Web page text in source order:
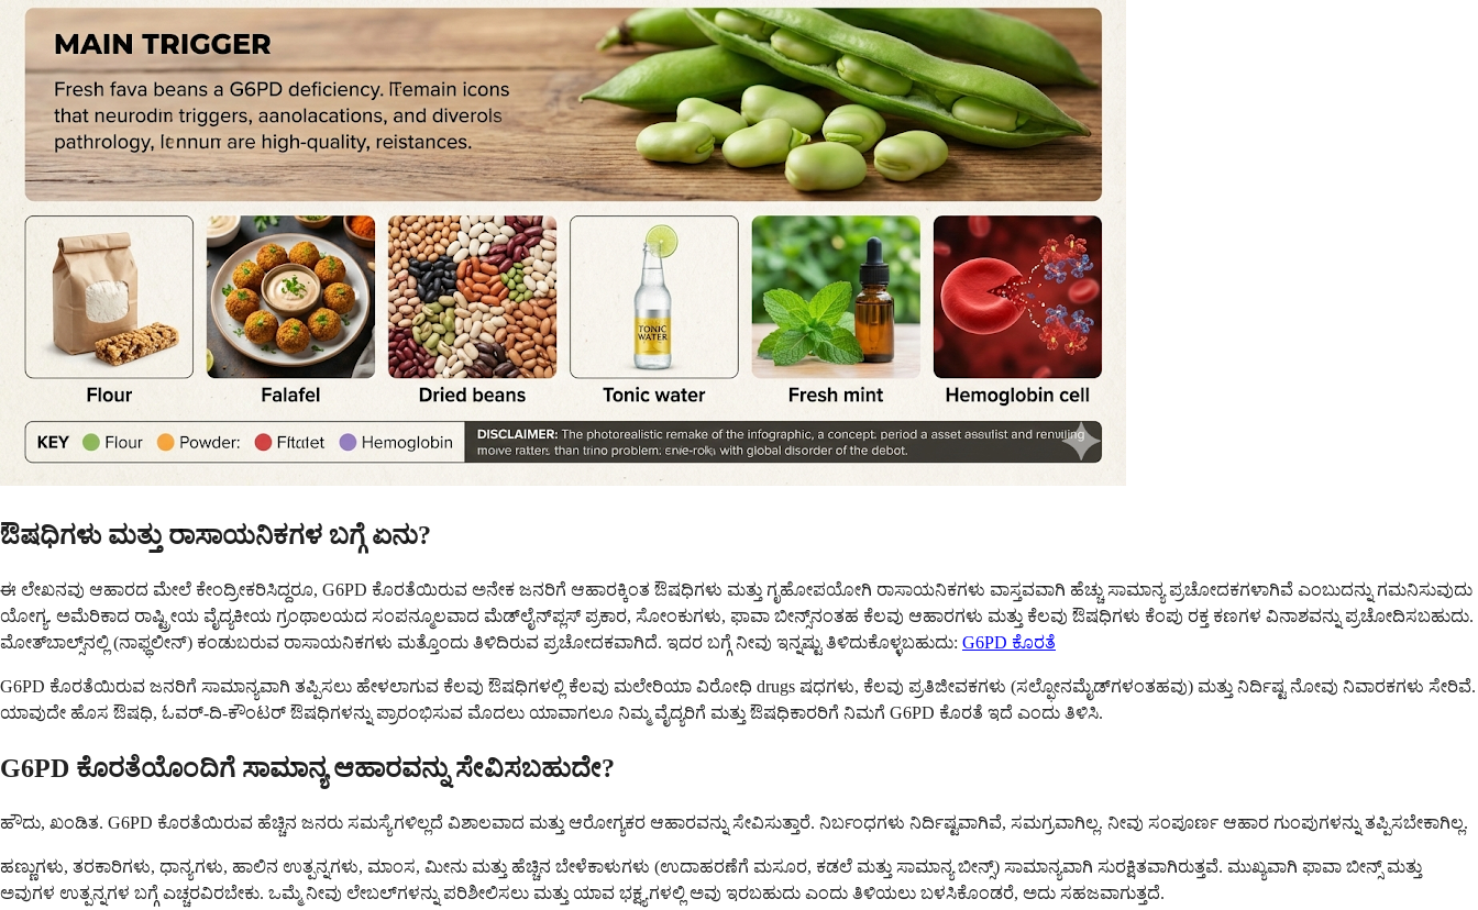
ಔಷಧಿಗಳು ಮತ್ತು ರಾಸಾಯನಿಕಗಳ ಬಗ್ಗೆ ಏನು?
ಈ ಲೇಖನವು ಆಹಾರದ ಮೇಲೆ ಕೇಂದ್ರೀಕರಿಸಿದ್ದರೂ, G6PD ಕೊರತೆಯಿರುವ ಅನೇಕ ಜನರಿಗೆ ಆಹಾರಕ್ಕಿಂತ ಔಷಧಿಗಳು ಮತ್ತು ಗೃಹೋಪಯೋಗಿ ರಾಸಾಯನಿಕಗಳು ವಾಸ್ತವವಾಗಿ ಹೆಚ್ಚು ಸಾಮಾನ್ಯ ಪ್ರಚೋದಕಗಳಾಗಿವೆ ಎಂಬುದನ್ನು ಗಮನಿಸುವುದು
ಯೋಗ್ಯ. ಅಮೆರಿಕಾದ ರಾಷ್ಟ್ರೀಯ ವೈದ್ಯಕೀಯ ಗ್ರಂಥಾಲಯದ ಸಂಪನ್ಮೂಲವಾದ ಮೆಡ್‌ಲೈನ್‌ಪ್ಲಸ್ ಪ್ರಕಾರ, ಸೋಂಕುಗಳು, ಫಾವಾ ಬೀನ್ಸ್‌ನಂತಹ ಕೆಲವು ಆಹಾರಗಳು ಮತ್ತು ಕೆಲವು ಔಷಧಿಗಳು ಕೆಂಪು ರಕ್ತ ಕಣಗಳ ವಿನಾಶವನ್ನು ಪ್ರಚೋದಿಸಬಹುದು.
ಮೋತ್‌ಬಾಲ್ಸ್‌ನಲ್ಲಿ (ನಾಫ್ಥಲೀನ್) ಕಂಡುಬರುವ ರಾಸಾಯನಿಕಗಳು ಮತ್ತೊಂದು ತಿಳಿದಿರುವ ಪ್ರಚೋದಕವಾಗಿದೆ. ಇದರ ಬಗ್ಗೆ ನೀವು ಇನ್ನಷ್ಟು ತಿಳಿದುಕೊಳ್ಳಬಹುದು: G6PD ಕೊರತೆ
G6PD ಕೊರತೆಯಿರುವ ಜನರಿಗೆ ಸಾಮಾನ್ಯವಾಗಿ ತಪ್ಪಿಸಲು ಹೇಳಲಾಗುವ ಕೆಲವು ಔಷಧಿಗಳಲ್ಲಿ ಕೆಲವು ಮಲೇರಿಯಾ ವಿರೋಧಿ drugs ಷಧಗಳು, ಕೆಲವು ಪ್ರತಿಜೀವಕಗಳು (ಸಲ್ಫೋನಮೈಡ್‌ಗಳಂತಹವು) ಮತ್ತು ನಿರ್ದಿಷ್ಟ ನೋವು ನಿವಾರಕಗಳು ಸೇರಿವೆ.
ಯಾವುದೇ ಹೊಸ ಔಷಧಿ, ಓವರ್-ದಿ-ಕೌಂಟರ್ ಔಷಧಿಗಳನ್ನು ಪ್ರಾರಂಭಿಸುವ ಮೊದಲು ಯಾವಾಗಲೂ ನಿಮ್ಮ ವೈದ್ಯರಿಗೆ ಮತ್ತು ಔಷಧಿಕಾರರಿಗೆ ನಿಮಗೆ G6PD ಕೊರತೆ ಇದೆ ಎಂದು ತಿಳಿಸಿ.
G6PD ಕೊರತೆಯೊಂದಿಗೆ ಸಾಮಾನ್ಯ ಆಹಾರವನ್ನು ಸೇವಿಸಬಹುದೇ?
ಹೌದು, ಖಂಡಿತ. G6PD ಕೊರತೆಯಿರುವ ಹೆಚ್ಚಿನ ಜನರು ಸಮಸ್ಯೆಗಳಿಲ್ಲದೆ ವಿಶಾಲವಾದ ಮತ್ತು ಆರೋಗ್ಯಕರ ಆಹಾರವನ್ನು ಸೇವಿಸುತ್ತಾರೆ. ನಿರ್ಬಂಧಗಳು ನಿರ್ದಿಷ್ಟವಾಗಿವೆ, ಸಮಗ್ರವಾಗಿಲ್ಲ. ನೀವು ಸಂಪೂರ್ಣ ಆಹಾರ ಗುಂಪುಗಳನ್ನು ತಪ್ಪಿಸಬೇಕಾಗಿಲ್ಲ.
ಹಣ್ಣುಗಳು, ತರಕಾರಿಗಳು, ಧಾನ್ಯಗಳು, ಹಾಲಿನ ಉತ್ಪನ್ನಗಳು, ಮಾಂಸ, ಮೀನು ಮತ್ತು ಹೆಚ್ಚಿನ ಬೇಳೆಕಾಳುಗಳು (ಉದಾಹರಣೆಗೆ ಮಸೂರ, ಕಡಲೆ ಮತ್ತು ಸಾಮಾನ್ಯ ಬೀನ್ಸ್) ಸಾಮಾನ್ಯವಾಗಿ ಸುರಕ್ಷಿತವಾಗಿರುತ್ತವೆ. ಮುಖ್ಯವಾಗಿ ಫಾವಾ ಬೀನ್ಸ್ ಮತ್ತು
ಅವುಗಳ ಉತ್ಪನ್ನಗಳ ಬಗ್ಗೆ ಎಚ್ಚರವಿರಬೇಕು. ಒಮ್ಮೆ ನೀವು ಲೇಬಲ್‌ಗಳನ್ನು ಪರಿಶೀಲಿಸಲು ಮತ್ತು ಯಾವ ಭಕ್ಷ್ಯಗಳಲ್ಲಿ ಅವು ಇರಬಹುದು ಎಂದು ತಿಳಿಯಲು ಬಳಸಿಕೊಂಡರೆ, ಅದು ಸಹಜವಾಗುತ್ತದೆ.